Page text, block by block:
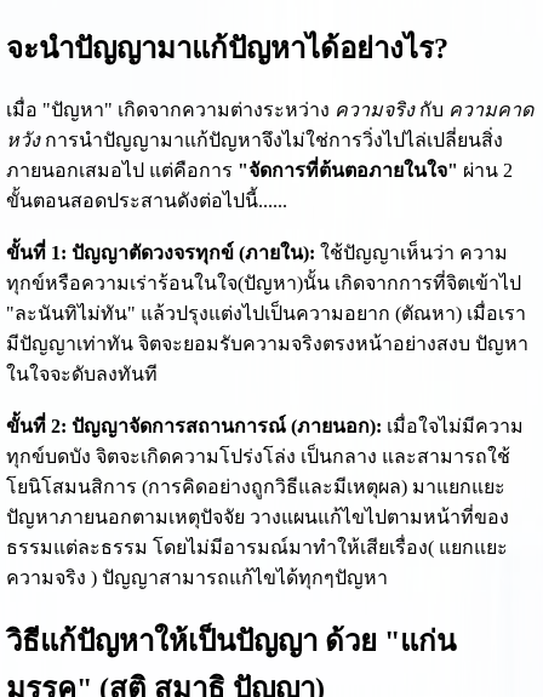
จะนำปัญญามาแก้ปัญหาได้อย่างไร?
เมื่อ "ปัญหา" เกิดจากความต่างระหว่าง ความจริงกับ ความคาด
หวังการนำปัญญามาแก้ปัญหาจึงไม่ใช่การวิ่งไปไล่เปลี่ยนสิ่ง
ภายนอกเสมอไป แต่คือการ "จัดการที่ต้นตอภายในใจ" ผ่าน 2
ขั้นตอนสอดประสานดังต่อไปนี้......
ขั้นที่ 1: ปัญญาตัดวงจรทุกข์ (ภายใน): ใช้ปัญญาเห็นว่า ความ
ทุกข์หรือความเร่าร้อนในใจ(ปัญหา)นั้น เกิดจากการที่จิตเข้าไป
"ละนันทิไม่ทัน" แล้วปรุงแต่งไปเป็นความอยาก (ตัณหา) เมื่อเรา
มีปัญญาเท่าทัน จิตจะยอมรับความจริงตรงหน้าอย่างสงบ ปัญหา
ในใจจะดับลงทันที
ขั้นที่ 2: ปัญญาจัดการสถานการณ์ (ภายนอก): เมื่อใจไม่มีความ
ทุกข์บดบัง จิตจะเกิดความโปร่งโล่ง เป็นกลาง และสามารถใช้
โยนิโสมนสิการ (การคิดอย่างถูกวิธีและมีเหตุผล) มาแยกแยะ
ปัญหาภายนอกตามเหตุปัจจัย วางแผนแก้ไขไปตามหน้าที่ของ
ธรรมแต่ละธรรม โดยไม่มีอารมณ์มาทำให้เสียเรื่อง( แยกแยะ
ความจริง ) ปัญญาสามารถแก้ไขได้ทุกๆปัญหา
วิธีแก้ปัญหาให้เป็นปัญญา ด้วย "แก่น
มรรค" (สติ สมาธิ ปัญญา)